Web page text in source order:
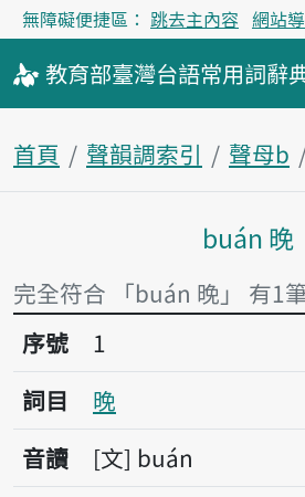
無障礙便捷區： 跳去主內容 網站
教育部臺灣台語常用詞辭
首頁 聲韻調索引 聲母b
主內
buán 晚
完全符合 「buán 晚」 有1
序號1晚
序號
1
詞目
晚
音讀
文 buán